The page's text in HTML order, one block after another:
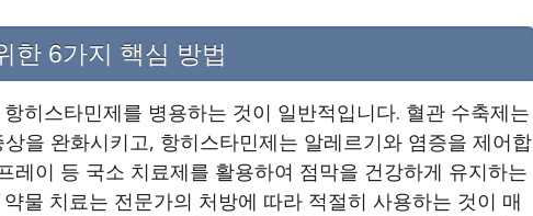
한 6가지 핵심 방법
히스타민제를 병용하는 것이 일반적입니다. 혈관 수축제는
을 완화시키고, 항히스타민제는 알레르기와 염증을 제어합
레이 등 국소 치료제를 활용하여 점막을 건강하게 유지하는
물 치료는 전문가의 처방에 따라 적절히 사용하는 것이 매